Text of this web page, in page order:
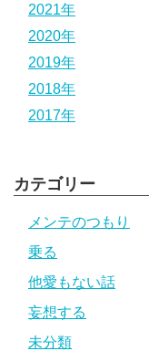
2021年
2020年
2019年
2018年
2017年
カテゴリー
メンテのつもり
乗る
他愛もない話
妄想する
未分類